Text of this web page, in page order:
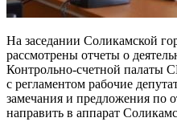
На заседании Соликамской
рассмотрены отчеты о
Контрольно-счетной палаты
с регламентом рабочие
замечания и предложения по
направить в аппарат